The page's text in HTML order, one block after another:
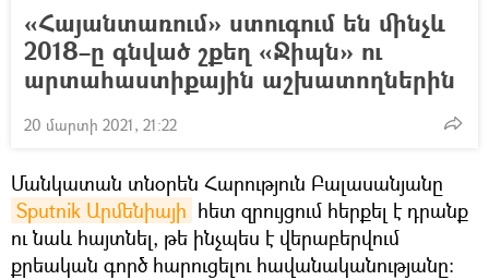
«Հայանտառում» ստուգում են մինչև
2018–ը գնված շքեղ «Ջիպն» ու
արտահաստիքային աշխատողներին
20 մարտի 2021, 21:22
Մանկատան տնօրեն Հարություն Բալասանյանը
Sputnik Արմենիայի հետ զրույցում հերքել է դրանք
ու նաև հայտնել, թե ինչպես է վերաբերվում
քրեական գործ հարուցելու հավանականությանը։